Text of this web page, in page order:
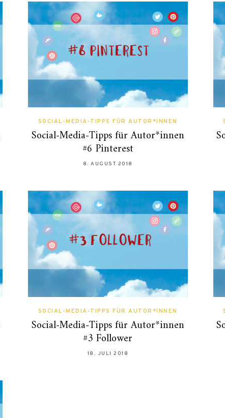
SOCIAL-MEDIA-TIPPS FÜR AUTOR*INNEN
Social-Media-Tipps für Autor*innen
#6 Pinterest
8. AUGUST 2018
SOCIAL-MEDIA-TIPPS FÜR AUTOR*INNEN
Social-Media-Tipps für Autor*innen
#3 Follower
18. JULI 2018